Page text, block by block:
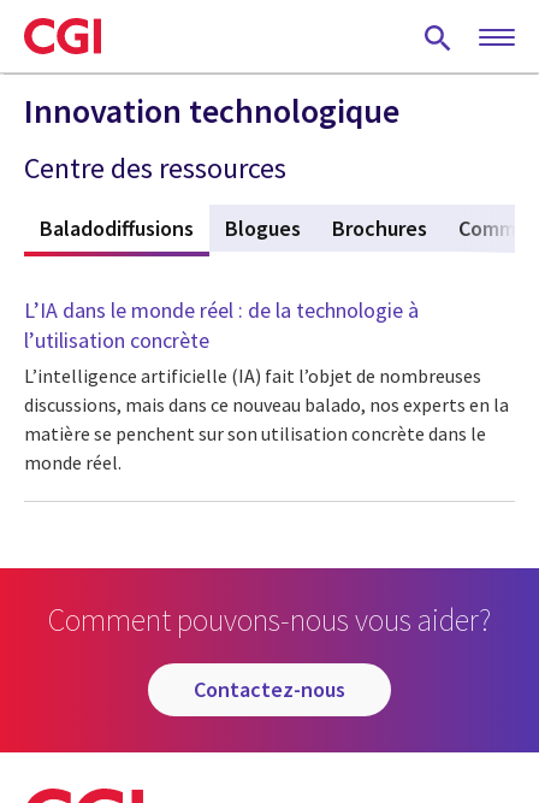
Skip
to
main
content
Innovation technologique
Centre des ressources
Baladodiffusions (active tab)
Blogues Brochures
L’IA dans le monde réel : de la technologie à
l’utilisation concrète
L’intelligence artificielle (IA) fait l’objet de nombreuses
discussions, mais dans ce nouveau balado, nos experts en la
matière se penchent sur son utilisation concrète dans le
monde réel.
Comment pouvons-nous vous aider?
contactez-nous